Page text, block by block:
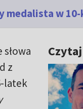
medalista w
z
latek